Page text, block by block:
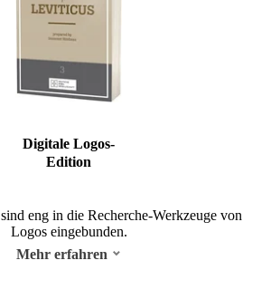
Digitale Logos-
Edition
sind eng in die Recherche-Werkzeuge von
Logos eingebunden.
Mehr erfahren